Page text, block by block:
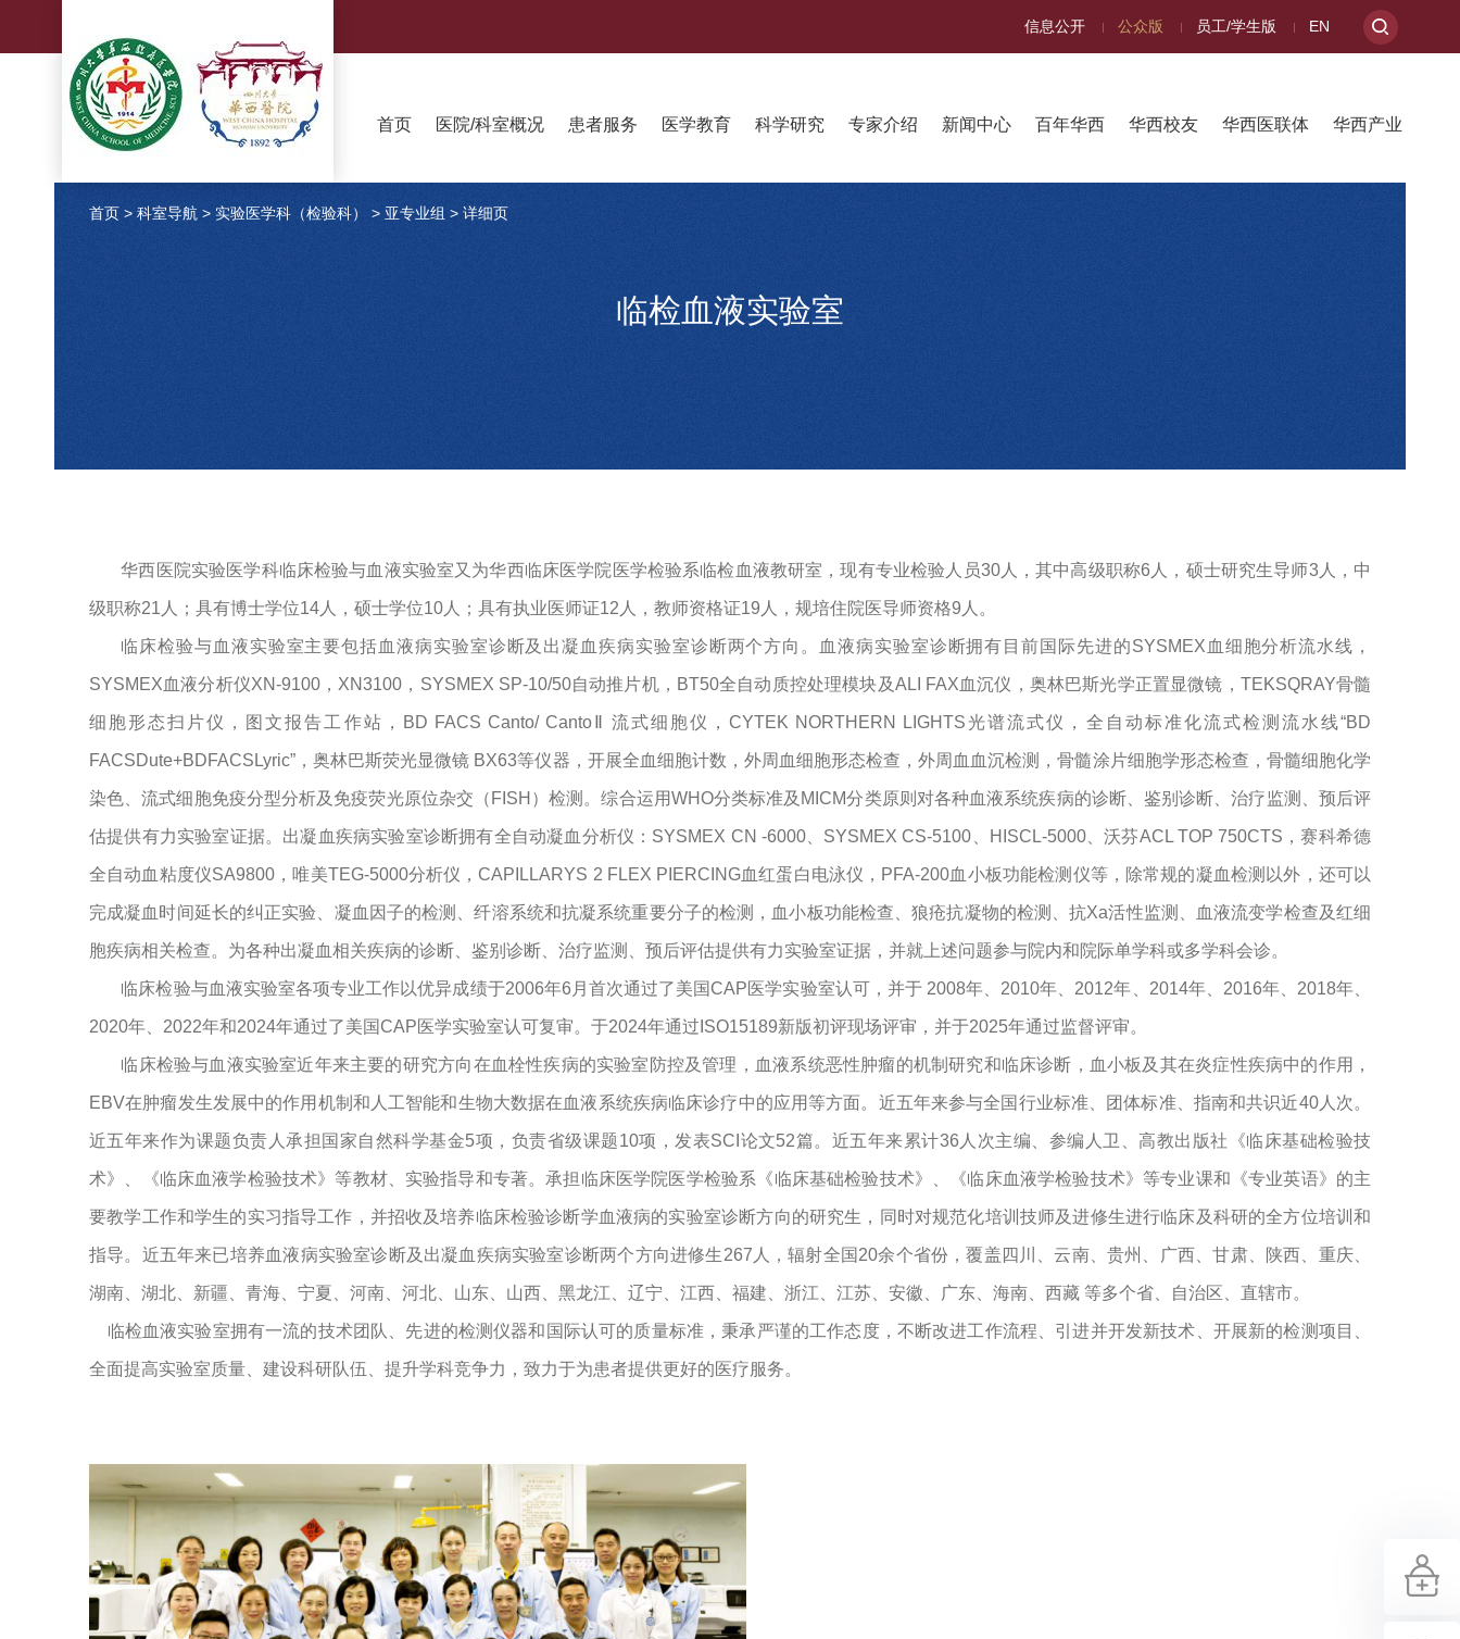
信息公开 公众版 员工/学生版 EN
首页 医院/科室概况 患者服务 医学教育 科学研究 专家介绍 新闻中心 百年华西 华西校友 华西医联体 华西产业
首页 > 科室导航 > 实验医学科（检验科） > 亚专业组 > 详细页
临检血液实验室
华西医院实验医学科临床检验与血液实验室又为华西临床医学院医学检验系临检血液教研室，现有专业检验人员30人，其中高级职称6 人，硕士研究生导师3 人，中
级职称21 人；具有博士学位14 人，硕士学位10 人；具有执业医师证12 人，教师资格证19 人，规培住院医导师资格9 人。
临床检验与血液实验室主要包括血液病实验室诊断及出凝血疾病实验室诊断两个方向。血液病实验室诊断拥有目前国际先进的SYSMEX 血细胞分析流水线，
SYSMEX血液分析仪XN-9100， XN3100 ， SYSMEX SP-10/50自动推片机， BT50全自动质控处理模块及ALI FAX血沉仪，奥林巴斯光学正置显微镜， TEKSQRAY骨髓
细胞形态扫片仪，图文报告工作站， BD FACS Canto/ CantoⅡ 流式细胞仪， CYTEK NORTHERN LIGHTS光谱流式仪，全自动标准化流式检测流水线“BD
FACSDute+BDFACSLyric”，奥林巴斯荧光显微镜 BX63等仪器，开展全血细胞计数，外周血细胞形态检查，外周血血沉检测，骨髓涂片细胞学形态检查，骨髓细胞化学
染色、流式细胞免疫分型分析及免疫荧光原位杂交（ FISH ）检测。综合运用WHO分类标准及 MICM分类原则对各种血液系统疾病的诊断、鉴别诊断、治疗监测、预后评
估提供有力实验室证据。出凝血疾病实验室诊断拥有全自动凝血分析仪： SYSMEX CN -6000、 SYSMEX CS-5100 HISCL-5000、沃芬ACL TOP 750CTS ，赛科希德
全自动血粘度仪SA9800 ，唯美TEG-5000分析仪， CAPILLARYS 2 FLEX PIERCING血红蛋白电泳仪， PFA-200血小板功能检测仪等，除常规的凝血检测以外，还可以
完成凝血时间延长的纠正实验、凝血因子的检测、纤溶系统和抗凝系统重要分子的检测，血小板功能检查、狼疮抗凝物的检测、抗Xa活性监测、血液流变学检查及红细
胞疾病相关检查。为各种出凝血相关疾病的诊断、鉴别诊断、治疗监测、预后评估提供有力实验室证据，并就上述问题参与院内和院际单学科或多学科会诊。
临床检验与血液实验室各项专业工作以优异成绩于2006年6 月首次通过了美国 CAP医学实验室认可，并于 2008年、 2010年、 2012年、 2014年、 2016年、 2018年、
2020年、 2022年和2024年通过了美国 CAP医学实验室认可复审。于2024年通过 ISO15189新版初评现场评审，并于2025年通过监督评审。
临床检验与血液实验室近年来主要的研究方向在血栓性疾病的实验室防控及管理，血液系统恶性肿瘤的机制研究和临床诊断，血小板及其在炎症性疾病中的作用，
EBV在肿瘤发生发展中的作用机制和人工智能和生物大数据在血液系统疾病临床诊疗中的应用等方面。近五年来参与全国行业标准、团体标准、指南和共识近40人次。
近五年来作为课题负责人承担国家自然科学基金5项，负责省级课题10项，发表SCI 论文52篇。近五年来累计36 人次主编、参编人卫、高教出版社《临床基础检验技
术》、《临床血液学检验技术》等教材、实验指导和专著。承担临床医学院医学检验系《临床基础检验技术》、《临床血液学检验技术》等专业课和《专业英语》的主
要教学工作和学生的实习指导工作，并招收及培养临床检验诊断学血液病的实验室诊断方向的研究生，同时对规范化培训技师及进修生进行临床及科研的全方位培训和
指导。近五年来已培养血液病实验室诊断及出凝血疾病实验室诊断两个方向进修生267 人，辐射全国 20余个省份，覆盖四川、云南、贵州、广西、甘肃、陕西、重庆、
湖南、湖北、新疆、青海、宁夏、河南、河北、山东、山西、黑龙江、辽宁、江西、福建、浙江、江苏、安徽、广东、海南、西藏 等多个省、自治区、直辖市。
临检血液实验室拥有一流的技术团队、先进的检测仪器和国际认可的质量标准，秉承严谨的工作态度，不断改进工作流程、引进并开发新技术、开展新的检测项目、
全面提高实验室质量、建设科研队伍、提升学科竞争力，致力于为患者提供更好的医疗服务。